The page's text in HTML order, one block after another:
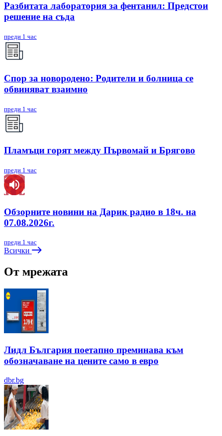
Разбитата лаборатория за фентанил: Предстои
решение на съда
преди 1 час
Спор за новородено: Родители и болница се
обвиняват взаимно
преди 1 час
Пламъци горят между Първомай и Брягово
преди 1 час
Обзорните новини на Дарик радио в 18ч. на
07.08.2026г.
преди 1 час
Всички
От мрежата
Лидл България поетапно преминава към
обозначаване на цените само в евро
dbr.bg